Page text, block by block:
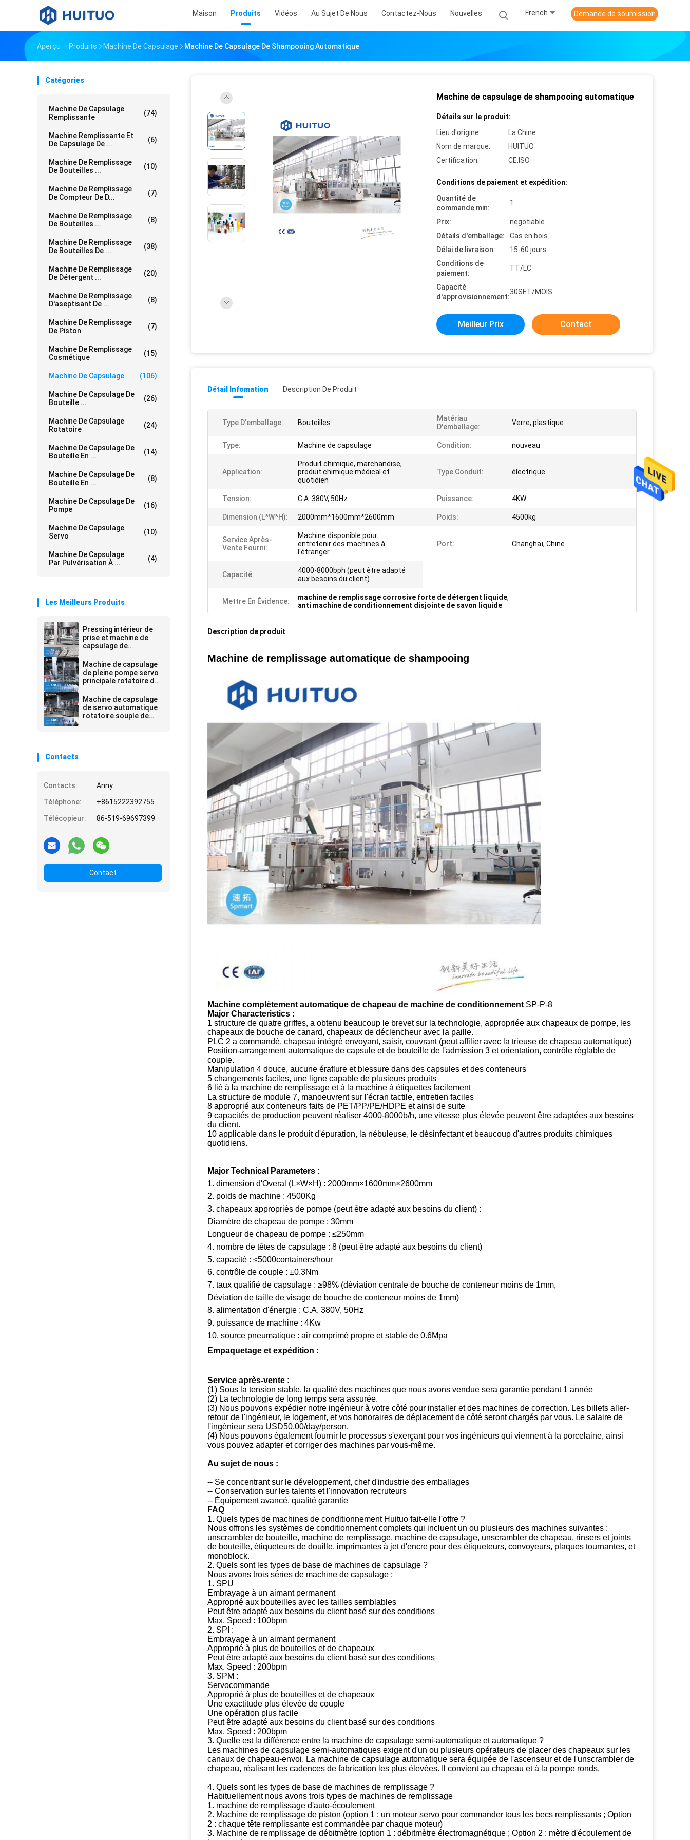
Maison Produits Vidéos Au Sujet De Nous Contactez-Nous Nouvelles French Demande de soumission
Aperçu Produits Machine De Capsulage Machine De Capsulage De Shampooing Automatique
Catégories
Machine De Capsulage
Remplissante
(74)
Machine Remplissante Et
De Capsulage De ...
(6)
Machine De Remplissage
De Bouteilles ...
(10)
Machine De Remplissage
De Compteur De D...
(7)
Machine De Remplissage
De Bouteilles ...
(8)
Machine De Remplissage
De Bouteilles De ...
(38)
Machine De Remplissage
De Détergent ...
(20)
Machine De Remplissage
D'aseptisant De ...
(8)
Machine De Remplissage
De Piston
(7)
Machine De Remplissage
Cosmétique
(15)
Machine De Capsulage (106)
Machine De Capsulage De
Bouteille ...
(26)
Machine De Capsulage
Rotatoire
(24)
Machine De Capsulage De
Bouteille En ...
(14)
Machine De Capsulage De
Bouteille En ...
(8)
Machine De Capsulage De
Pompe
(16)
Machine De Capsulage
Servo
(10)
Machine De Capsulage
Par Pulvérisation À ...
(4)
Les Meilleurs Produits
Pressing intérieur de
prise et machine de
capsulage de
pour le décapant de
toilette
Machine de capsulage
de pleine pompe servo
principale rotatoire de
Machine de capsulage
de servo automatique
rotatoire souple de
Contacts
Contacts:
Anny
Téléphone:
+8615222392755
Télécopieur:
86-519-69697399
Contact
Machine de capsulage de shampooing automatique
Détails sur le produit:
Lieu d'origine:
La Chine
Nom de marque:
HUITUO
Certification:
CE,ISO
Conditions de paiement et expédition:
Quantité de
commande min:
1
Prix:
negotiable
Détails d'emballage:
Cas en bois
Délai de livraison:
15-60 jours
Conditions de
paiement:
TT/LC
Capacité
d'approvisionnement:
30SET/MOIS
Meilleur Prix Contact
Détail Infomation Description De Produit
Type D'emballage: Bouteilles
Matériau
D'emballage:
Verre, plastique
Type: Machine de capsulage Condition: nouveau
Application:
Produit chimique, marchandise,
produit chimique médical et
quotidien
Type Conduit: électrique
Tension: C.A. 380V, 50Hz Puissance: 4KW
Dimension (l*w*h): 2000mm*1600mm*2600mm Poids: 4500kg
Service Après-
Vente Fourni:
Machine disponible pour
entretenir des machines à
l'étranger
Port: Changhaï, Chine
Capacité:
4000-8000bph (peut être adapté
aux besoins du client)
Mettre En Évidence: machine de remplissage corrosive forte de détergent liquide,
anti machine de conditionnement disjointe de savon liquide
Description de produit
Machine de remplissage automatique de shampooing
Machine complètement automatique de chapeau de machine de conditionnement SP-P-8
Major Characteristics :
1 structure de quatre griffes, a obtenu beaucoup le brevet sur la technologie, appropriée aux chapeaux de pompe, les
chapeaux de bouche de canard, chapeaux de déclencheur avec la paille.
PLC 2 a commandé, chapeau intégré envoyant, saisir, couvrant (peut affilier avec la trieuse de chapeau automatique)
Position-arrangement automatique de capsule et de bouteille de l'admission 3 et orientation, contrôle réglable de
couple.
Manipulation 4 douce, aucune éraflure et blessure dans des capsules et des conteneurs
5 changements faciles, une ligne capable de plusieurs produits
6 lié à la machine de remplissage et à la machine à étiquettes facilement
La structure de module 7, manoeuvrent sur l'écran tactile, entretien faciles
8 approprié aux conteneurs faits de PET/PP/PE/HDPE et ainsi de suite
9 capacités de production peuvent réaliser 4000-8000b/h, une vitesse plus élevée peuvent être adaptées aux besoins
du client.
10 applicable dans le produit d'épuration, la nébuleuse, le désinfectant et beaucoup d'autres produits chimiques
quotidiens.
Major Technical Parameters :
1. dimension d'Overal (L×W×H) : 2000mm×1600mm×2600mm
2. poids de machine : 4500Kg
3. chapeaux appropriés de pompe (peut être adapté aux besoins du client) :
Diamètre de chapeau de pompe : 30mm
Longueur de chapeau de pompe : ≤250mm
4. nombre de têtes de capsulage : 8 (peut être adapté aux besoins du client)
5. capacité : ≤5000containers/hour
6. contrôle de couple : ±0.3Nm
7. taux qualifié de capsulage : ≥98% (déviation centrale de bouche de conteneur moins de 1mm,
Déviation de taille de visage de bouche de conteneur moins de 1mm)
8. alimentation d'énergie : C.A. 380V, 50Hz
9. puissance de machine : 4Kw
10. source pneumatique : air comprimé propre et stable de 0.6Mpa
Empaquetage et expédition :
Service après-vente :
(1) Sous la tension stable, la qualité des machines que nous avons vendue sera garantie pendant 1 année
(2) La technologie de long temps sera assurée.
(3) Nous pouvons expédier notre ingénieur à votre côté pour installer et des machines de correction. Les billets aller-
retour de l'ingénieur, le logement, et vos honoraires de déplacement de côté seront chargés par vous. Le salaire de
l'ingénieur sera USD50,00/day/person.
(4) Nous pouvons également fournir le processus s'exerçant pour vos ingénieurs qui viennent à la porcelaine, ainsi
vous pouvez adapter et corriger des machines par vous-même.
Au sujet de nous :
-- Se concentrant sur le développement, chef d'industrie des emballages
-- Conservation sur les talents et l'innovation recruteurs
-- Équipement avancé, qualité garantie
FAQ
1. Quels types de machines de conditionnement Huituo fait-elle l'offre ?
Nous offrons les systèmes de conditionnement complets qui incluent un ou plusieurs des machines suivantes :
unscrambler de bouteille, machine de remplissage, machine de capsulage, unscrambler de chapeau, rinsers et joints
de bouteille, étiqueteurs de douille, imprimantes à jet d'encre pour des étiqueteurs, convoyeurs, plaques tournantes, et
monoblock.
2. Quels sont les types de base de machines de capsulage ?
Nous avons trois séries de machine de capsulage :
1. SPU
Embrayage à un aimant permanent
Approprié aux bouteilles avec les tailles semblables
Peut être adapté aux besoins du client basé sur des conditions
Max. Speed : 100bpm
2. SPI :
Embrayage à un aimant permanent
Approprié à plus de bouteilles et de chapeaux
Peut être adapté aux besoins du client basé sur des conditions
Max. Speed : 200bpm
3. SPM :
Servocommande
Approprié à plus de bouteilles et de chapeaux
Une exactitude plus élevée de couple
Une opération plus facile
Peut être adapté aux besoins du client basé sur des conditions
Max. Speed : 200bpm
3. Quelle est la différence entre la machine de capsulage semi-automatique et automatique ?
Les machines de capsulage semi-automatiques exigent d'un ou plusieurs opérateurs de placer des chapeaux sur les
canaux de chapeau-envoi. La machine de capsulage automatique sera équipée de l'ascenseur et de l'unscrambler de
chapeau, réalisant les cadences de fabrication les plus élevées. Il convient au chapeau et à la pompe ronds.
4. Quels sont les types de base de machines de remplissage ?
Habituellement nous avons trois types de machines de remplissage
1. machine de remplissage d'auto-écoulement
2. Machine de remplissage de piston (option 1 : un moteur servo pour commander tous les becs remplissants ; Option
2 : chaque tête remplissante est commandée par chaque moteur)
3. Machine de remplissage de débitmètre (option 1 : débitmètre électromagnétique ; Option 2 : mètre d'écoulement de